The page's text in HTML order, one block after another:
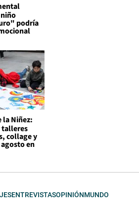
podría
la Niñez:
collage y
en
ENTREVISTASOPINIÓNMUNDO